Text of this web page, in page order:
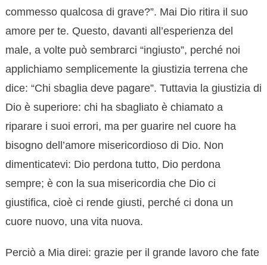
commesso qualcosa di grave?”. Mai Dio ritira il suo
amore per te. Questo, davanti all’esperienza del
male, a volte può sembrarci “ingiusto”, perché noi
applichiamo semplicemente la giustizia terrena che
dice: “Chi sbaglia deve pagare”. Tuttavia la giustizia di
Dio è superiore: chi ha sbagliato è chiamato a
riparare i suoi errori, ma per guarire nel cuore ha
bisogno dell’amore misericordioso di Dio. Non
dimenticatevi: Dio perdona tutto, Dio perdona
sempre; è con la sua misericordia che Dio ci
giustifica, cioè ci rende giusti, perché ci dona un
cuore nuovo, una vita nuova.
Perciò a Mia direi: grazie per il grande lavoro che fate